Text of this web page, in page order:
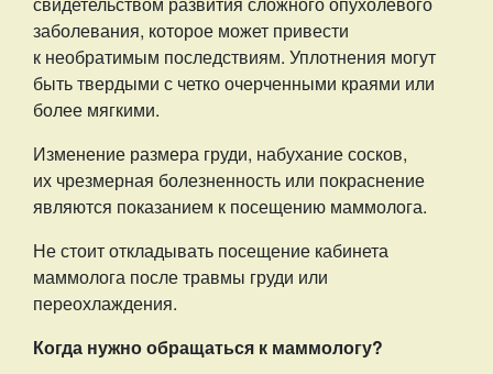
заболевания, которое может привести
к необратимым последствиям. Уплотнения могут
быть твердыми с четко очерченными краями или
более мягкими.
Изменение размера груди, набухание сосков,
их чрезмерная болезненность или покраснение
являются показанием к посещению маммолога.
Не стоит откладывать посещение кабинета
маммолога после травмы груди или
переохлаждения.
Когда нужно обращаться к маммологу?